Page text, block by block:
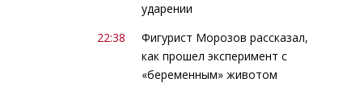
ударении
22:38
Фигурист Морозов рассказал,
как прошел эксперимент с
«беременным» животом